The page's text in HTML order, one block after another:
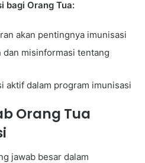
bagi Orang Tua:
akan pentingnya imunisasi
misinformasi tentang
aktif dalam program imunisasi
Orang Tua
jawab besar dalam